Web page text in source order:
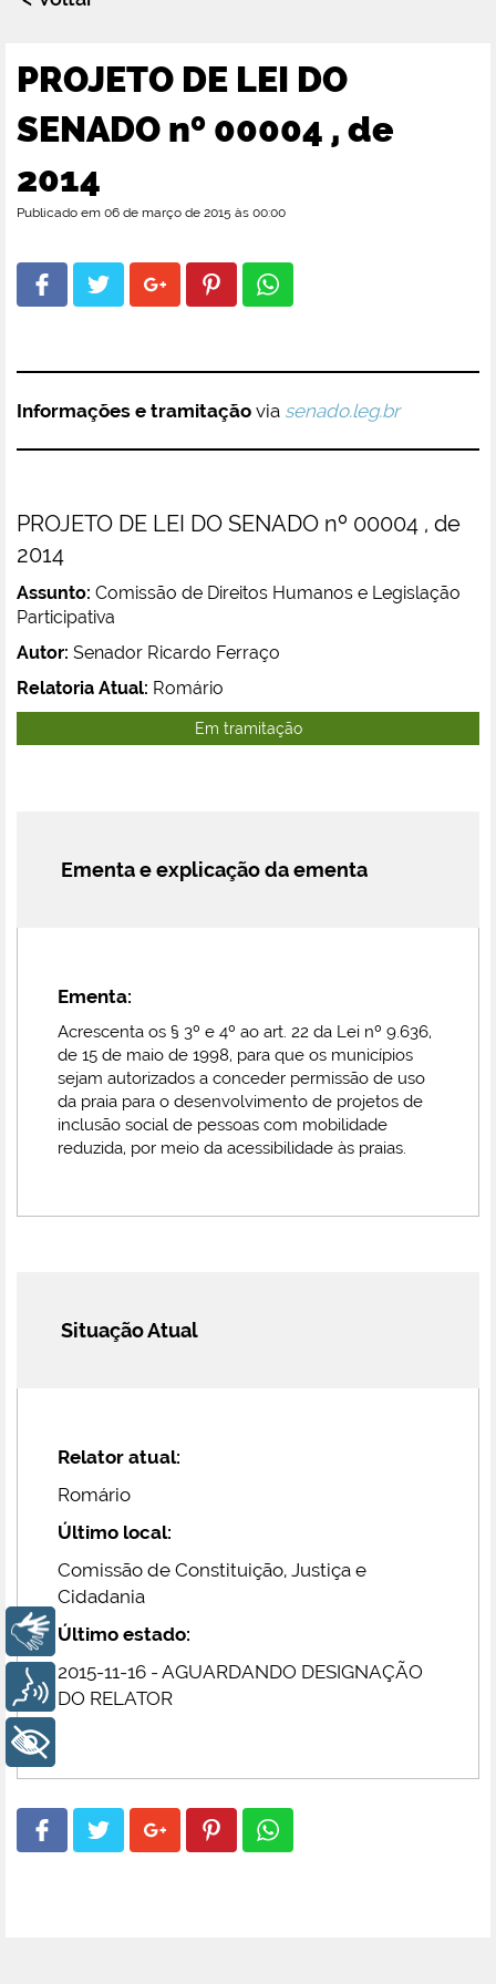
PROJETO DE LEI DO
SENADO nº 00004 , de
2014
Publicado em 06 de março de 2015 às 00:00
Informações e tramitação via senado.leg.br
PROJETO DE LEI DO SENADO nº 00004 , de
2014
Assunto: Comissão de Direitos Humanos e Legislação
Participativa
Autor: Senador Ricardo Ferraço
Relatoria Atual: Romário
Em tramitação
Ementa e explicação da ementa
Ementa:
Acrescenta os § 3º e 4º ao art. 22 da Lei nº 9.636,
de 15 de maio de 1998, para que os municípios
sejam autorizados a conceder permissão de uso
da praia para o desenvolvimento de projetos de
inclusão social de pessoas com mobilidade
reduzida, por meio da acessibilidade às praias.
Situação Atual
Relator atual:
Romário
Último local:
Comissão de Constituição, Justiça e
Cidadania
Último estado:
2015-11-16 - AGUARDANDO DESIGNAÇÃO
DO RELATOR
Libras
Voz